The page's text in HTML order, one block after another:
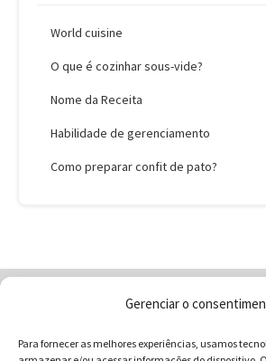
Gerenciar o
Para fornecer as melhores experiências, usamos
World cuisine
O que é cozinhar sous-vide?
Nome da Receita
Habilidade de gerenciamento
Como preparar confit de pato?
Contatos
Receitas